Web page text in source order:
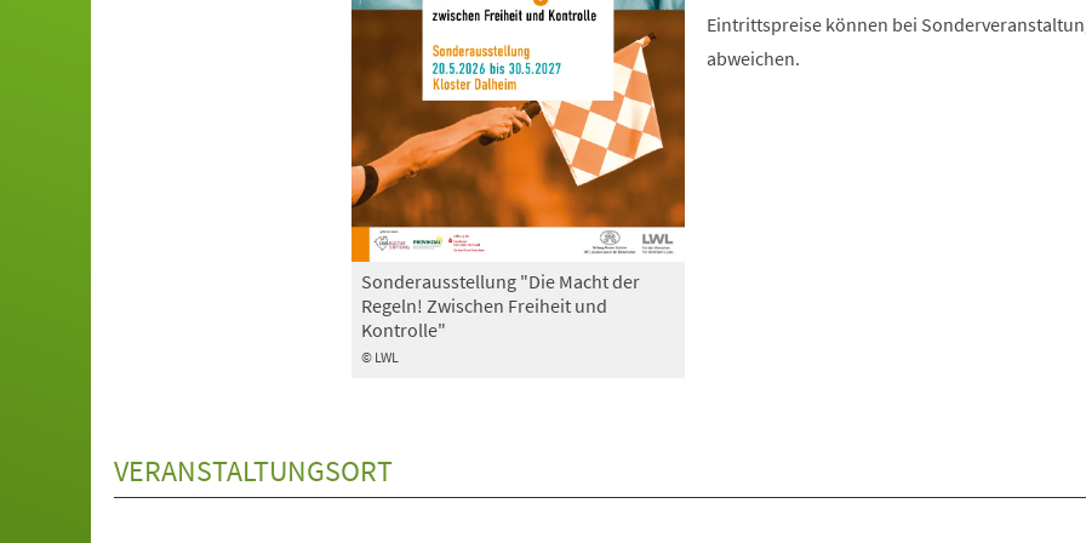
© LWL
Sonderausstellung "Die Macht der
Regeln! Zwischen Freiheit und
Kontrolle"
Eintrittspreise können bei
abweichen.
VERANSTALTUNGSORT